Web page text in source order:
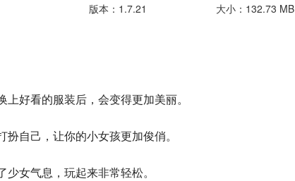
版本：1.7.21 大小：132.73 MB
好看的服装后，会变得更加美丽。
自己，让你的小女孩更加俊俏。
女气息，玩起来非常轻松。